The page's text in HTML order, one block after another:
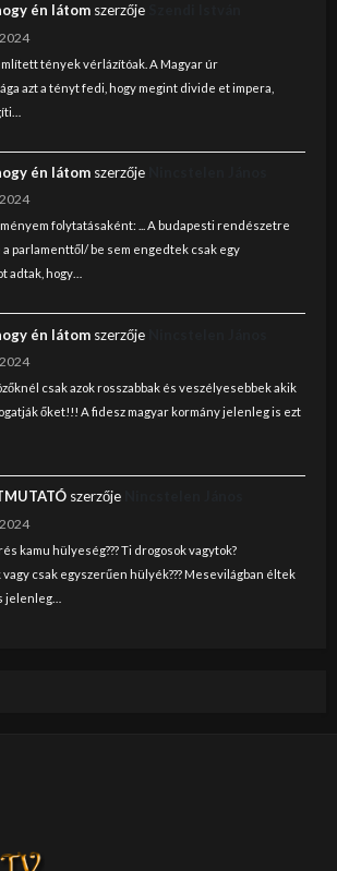
én látomszerzője
tények vérlázítóak. A Magyar úr
azt a tényt fedi, hogy megint divide et impera,
én látomszerzője
folytatásaként: ... A budapesti rendészetre
a parlamenttől/ be sem engedtek csak egy
adtak, hogy…
én látomszerzője
csak azok rosszabbak és veszélyesebbek akik
őket!!! A fidesz magyar kormány jelenleg is ezt
szerzője
kamu hülyeség??? Ti drogosok vagytok?
csak egyszerűen hülyék??? Mesevilágban éltek
jelenleg…